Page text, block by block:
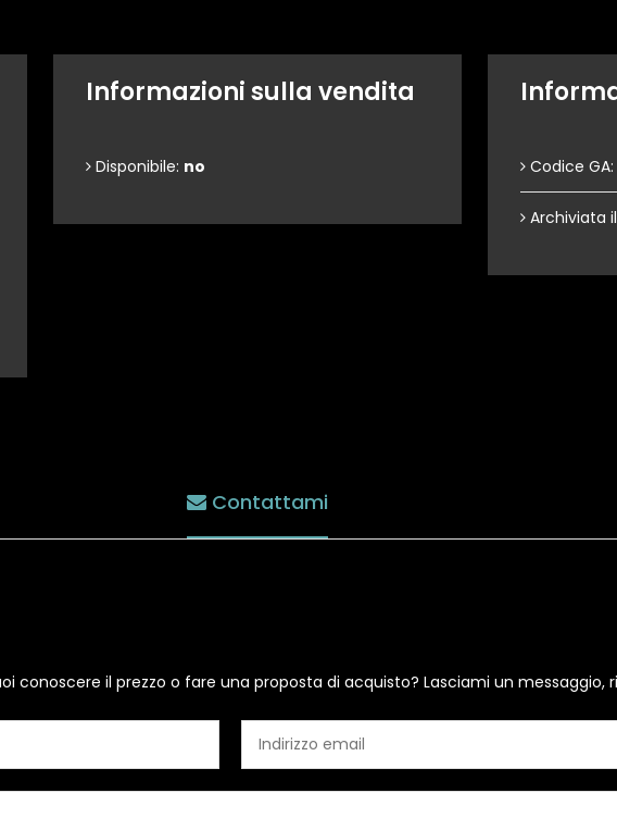
Informazioni sulla vendita
Disponibile: no Codice GA:
Archiviata
Contattami
conoscere il prezzo o fare una proposta di acquisto? Lasciami un messaggio,